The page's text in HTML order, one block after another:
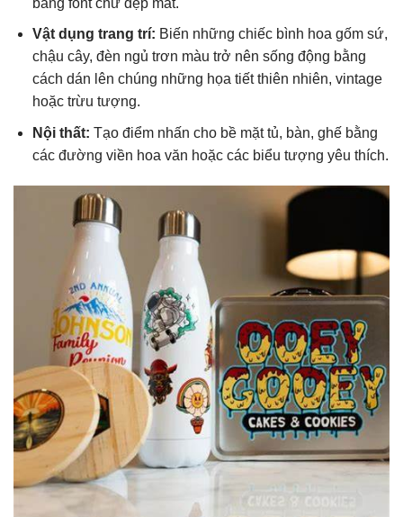
Vật dụng trang trí: Biến những chiếc bình hoa gốm sứ,
chậu cây, đèn ngủ trơn màu trở nên sống động bằng
cách dán lên chúng những họa tiết thiên nhiên, vintage
hoặc trừu tượng.
Nội thất: Tạo điểm nhấn cho bề mặt tủ, bàn, ghế bằng
các đường viền hoa văn hoặc các biểu tượng yêu thích.